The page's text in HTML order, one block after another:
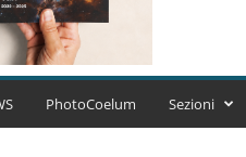
C
PhotoCoelum Sezioni